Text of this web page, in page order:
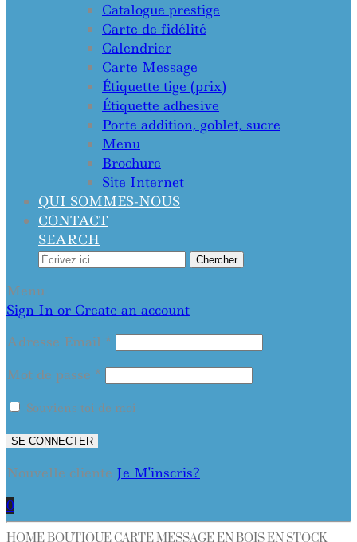
Catalogue prestige
Carte de fidélité
Calendrier
Carte Message
Étiquette tige (prix)
Étiquette adhesive
Porte addition, goblet, sucre
Menu
Brochure
Site Internet
QUI SOMMES-NOUS
CONTACT
SEARCH
Chercher
Menu
Sign In or Create an account
Adresse Email *
Mot de passe *
Souviens toi de moi
SE CONNECTER
Nouvelle cliente Je M'inscris?
0
HOME BOUTIQUECARTE MESSAGE EN BOIS EN STOCK